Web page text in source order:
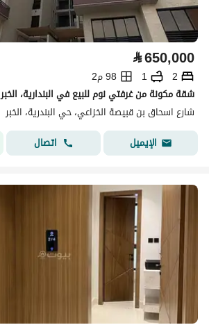
⃁650,000
2
1
98 م2
شقة مكونة من غرفتي نوم للبيع في البندارية، الخبر
شارع اسحاق بن قبيصة الخزاعي، حي البندرية، الخبر
الإيميل
اتصال